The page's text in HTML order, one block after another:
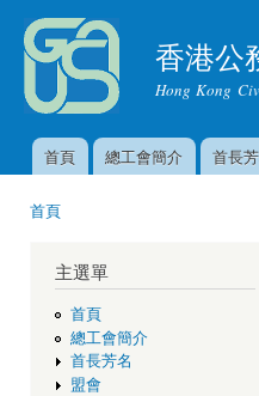
香港公
Hong Kong
主選單
首頁 總工會簡介 首長
首頁
主選單
首頁
總工會簡介
首長芳名
盟會